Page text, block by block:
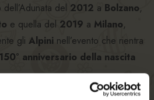
del 2012 a Bolzano,
e quella del 2019 a Milano,
gli Alpini nell’evento che rientra
150° anniversario della nascita
manifestazione sarà
FORST